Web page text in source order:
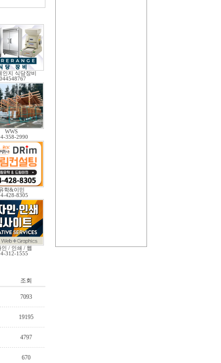
인지 식당장비
WWS
358-2990
학&이민
428-8305
인 / 인쇄 / 웹
312-1555
조회
7093
19195
4797
670